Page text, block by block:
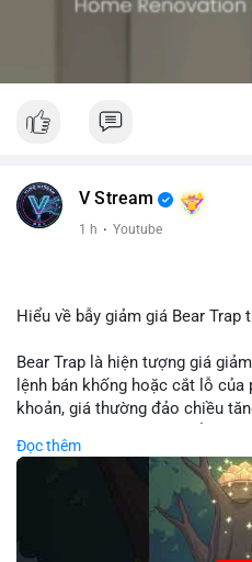
V Stream
1 h · Youtube
Hiểu về bẫy giảm giá Bear
Bear Trap là hiện tượng giá
lệnh bán khống hoặc cắt lỗ
khoản, giá thường đảo chiều
hóa điểm vào lệnh.
🎥 Xem video trực tiếp tại:
Nguồn: Cú Thông Thái
Đọc thêm